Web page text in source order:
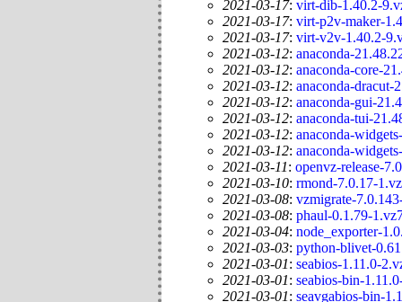
2021-03-17: virt-dib-1.40.2-
2021-03-17: virt-p2v-maker-
2021-03-17: virt-v2v-1.40.2-
2021-03-12: anaconda-
2021-03-12: anaconda-core-
2021-03-12: anaconda-dracut-
2021-03-12: anaconda-gui-
2021-03-12: anaconda-tui-
2021-03-12: anaconda-
2021-03-12: anaconda-
2021-03-11: openvz-release-
2021-03-10: rmond-7.0.17-
2021-03-08: vzmigrate-
2021-03-08: phaul-0.1.79-
2021-03-04: node_exporter-
2021-03-03: python-blivet-
2021-03-01: seabios-1.11.0-
2021-03-01: seabios-bin-
2021-03-01: seavgabios-bin-